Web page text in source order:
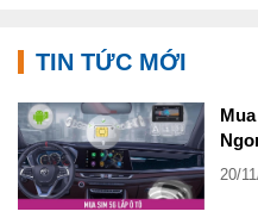
TIN TỨC MỚI
20/